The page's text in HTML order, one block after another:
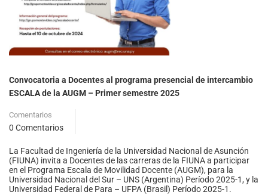
Convocatoria a Docentes al programa presencial de intercambio
ESCALA de la AUGM – Primer semestre 2025
Comentarios
0 Comentarios
La Facultad de Ingeniería de la Universidad Nacional de Asunción
(FIUNA) invita a Docentes de las carreras de la FIUNA a participar
en el Programa Escala de Movilidad Docente (AUGM), para la
Universidad Nacional del Sur – UNS (Argentina) Período 2025-1, y la
Universidad Federal de Para – UFPA (Brasil) Período 2025-1.